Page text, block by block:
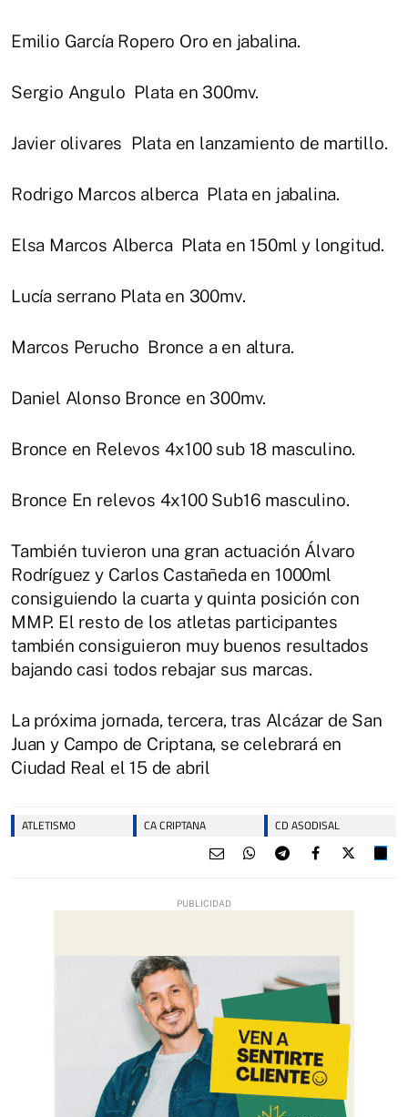
Emilio García Ropero Oro en jabalina.
Sergio Angulo Plata en 300mv.
Javier olivares Plata en lanzamiento de martillo.
Rodrigo Marcos alberca Plata en jabalina.
Elsa Marcos Alberca Plata en 150ml y longitud.
Lucía serrano Plata en 300mv.
Marcos Perucho Bronce a en altura.
Daniel Alonso Bronce en 300mv.
Bronce en Relevos 4x100 sub 18 masculino.
Bronce En relevos 4x100 Sub16 masculino.
También tuvieron una gran actuación Álvaro
Rodríguez y Carlos Castañeda en 1000ml
consiguiendo la cuarta y quinta posición con
MMP. El resto de los atletas participantes
también consiguieron muy buenos resultados
bajando casi todos rebajar sus marcas.
La próxima jornada, tercera, tras Alcázar de San
Juan y Campo de Criptana, se celebrará en
Ciudad Real el 15 de abril
ATLETISMO CA CRIPTANA CD ASODISAL